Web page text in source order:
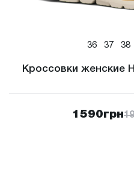
36 37 38
Кроссовки женские
1590грн